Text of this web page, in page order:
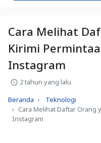
Cara Melihat
Kirimi
Instagram
2 tahun yang lalu
Beranda
Teknologi
Cara Melihat Daftar Orang
Instagram